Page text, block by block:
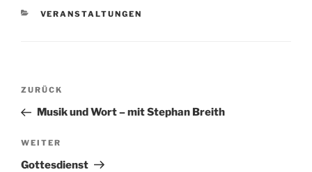
KATEGORIEN
VERANSTALTUNGEN
Beitragsnavigation
Vorheriger
Beitrag
ZURÜCK
Musik und Wort – mit Stephan Breith
Nächster
Beitrag
WEITER
Gottesdienst